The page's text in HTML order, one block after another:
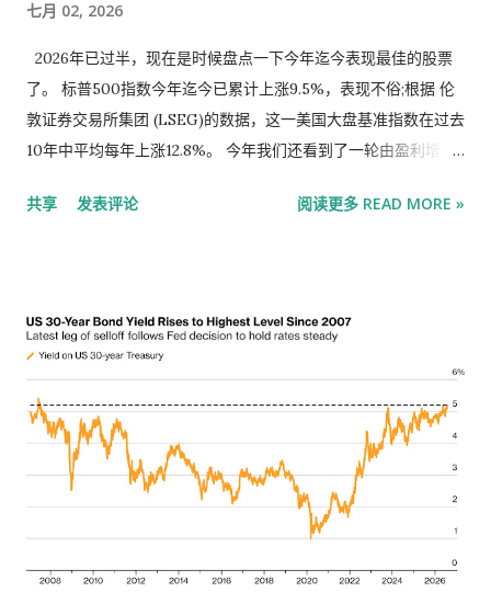
和学生签证外，美国国务院的官员们也正在权衡，是否要对美国
境外的绿卡申请人收取10万美元的担保金，这笔钱只有在申请人
移居美国并成为公民后方可赎回。 上述知情人士称，这项最新的
收费计划仍在国土安全部内部讨论，尚不清楚白宫是否会批准。
此外，由谁来支付这笔费用也未明确：是国际学生自己，还是他
候宣布的一项新规上。该新规要求国际学生必须申请签证延期才
为别人的梦想榨干自己。”她去年辞去了在杭州一家金融科技初创
公司的工作。 这种转变不仅是文化上的，还与切实的经济压力息
息相关。住房成本飙升，学业竞争激烈，工资停滞不前，让许多
中国年轻人对“努力工作会带来社会进步”的信条产生怀疑。 “老鼠
人”亚文化的出现正是这种消极情绪的反映。这些所谓的“老鼠人”
狭小的房子里，只参与最低限度的经济活动。这种生活方式并非
创造更好的未来，”成都应届毕业生、23岁的Zhao Ming说。“但
现在，因为我没有追求同样的成功，他们很担心。我只想过一种
失业率是促成这种文化转变的重要因素。截至2025年4月，中国
16至24岁城镇青年失业率为15.8%，较前几个月略有下降，但仍
意味着就业市场很困难。由于缺少理想的就业机会，许多年轻人
开始重新评估他们的职业抱负与生活目标。 这种经济背景不仅是
将年轻人推出劳动力市场，还在重塑他们与工作之间的关系。 该
对“996”模式说再见了吗？ 面对观念变化，一些中国公司也在重
七月 02, 2026
2026年已过半，现在是时候盘点一下今年迄今表现最佳的股票
了。 标普500指数今年迄今已累计上涨9.5%，表现不俗;根据 伦
敦证券交易所集团 (LSEG)的数据，这一美国大盘基准指数在过去
10年中平均每年上涨12.8%。 今年我们还看到了一轮由盈利增长
调，这些预期被用于计算预期市盈率。 这些盈利增长一直是标普
技板块。在该指数表现最佳的前20只股票中，除三只外，其余均
为科技股。 标普500指数成分股中，今年有62%的股票实现上
涨。以下是2026年上半年标普500指数中价格涨幅最大的20只股
票。（本文中所有股价变动均不含股息。） 公司 2026年价格变
动 2025年价格变动 预期市盈率 截至12月31日的预期市盈率 2026
年滚动12个月每股收益预期变动 闪迪 858% N/A 12.0 13.6 987%
美光科技 304% 239% 8.1 7.9 294% 英特尔 278% 84% 103.8
Technology 251% -23% 60.2 24.0 40% Seagate Technology
共享 发表评论 阅读更多 READ MORE »